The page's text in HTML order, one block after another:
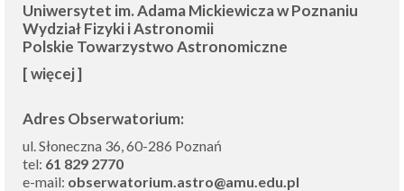
Uniwersytet im. Adama Mickiewicza w Poznaniu
Wydział Fizyki i Astronomii
Polskie Towarzystwo Astronomiczne
[ więcej ]
Adres Obserwatorium:
ul. Słoneczna 36, 60-286 Poznań
tel: 61 829 2770
e-mail: obserwatorium.astro@amu.edu.pl